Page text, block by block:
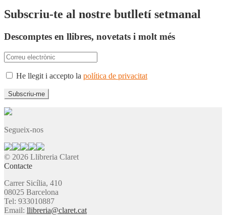
Subscriu-te al nostre butlletí setmanal
Descomptes en llibres, novetats i molt més
He llegit i accepto la política de privacitat
Segueix-nos
© 2026 Llibreria Claret
Contacte
Carrer Sicília, 410
08025 Barcelona
Tel: 933010887
Email: llibreria@claret.cat